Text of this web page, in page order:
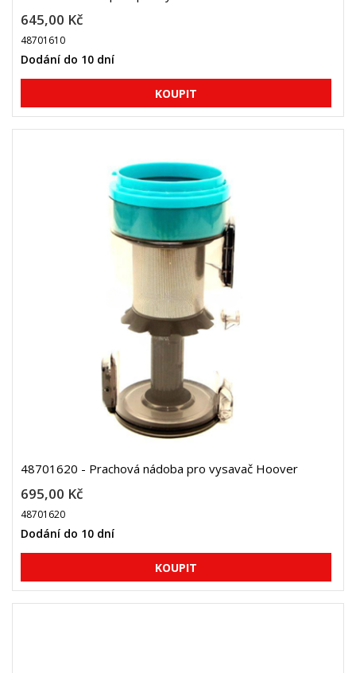
645,00 Kč
48701610
Dodání do 10 dní
48701620 - Prachová nádoba pro vysavač Hoover
695,00 Kč
48701620
Dodání do 10 dní